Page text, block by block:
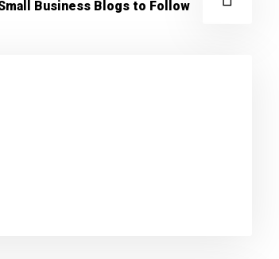
Business Blogs to Follow